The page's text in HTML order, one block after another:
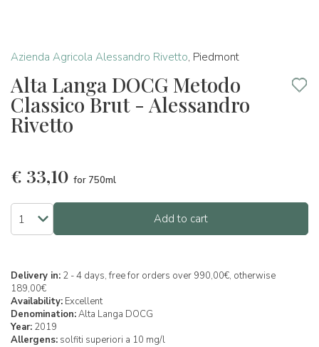
Azienda Agricola Alessandro Rivetto, Piedmont
Alta Langa DOCG Metodo
Classico Brut - Alessandro
Rivetto
€ 33,10 for 750ml
Add to cart
Delivery in: 2 - 4 days, free for orders over 990,00€, otherwise
189,00€
Availability: Excellent
Denomination:Alta Langa DOCG
Year: 2019
Allergens: solfiti superiori a 10 mg/l